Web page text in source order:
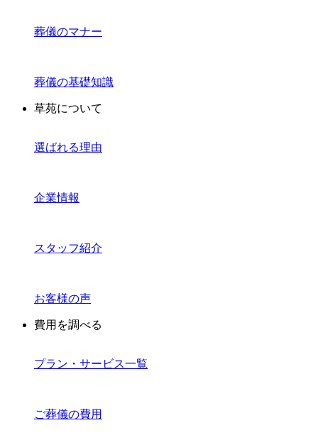
葬儀のマナー
葬儀の基礎知識
草苑について
選ばれる理由
企業情報
スタッフ紹介
お客様の声
費用を調べる
プラン・サービス一覧
ご葬儀の費用